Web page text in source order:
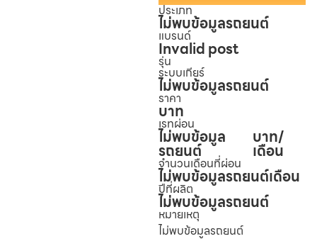
ประเภท
ไม่พบข้อมูลรถยนต์
แบรนด์
Invalid post
รุ่น
ระบบเกียร์
ไม่พบข้อมูลรถยนต์
ราคา
บาท
เรทผ่อน
ไม่พบข้อมูล
รถยนต์
บาท/
เดือน
จำนวนเดือนที่ผ่อน
ไม่พบข้อมูลรถยนต์เดือน
ปีที่ผลิต
ไม่พบข้อมูลรถยนต์
หมายเหตุ
ไม่พบข้อมูลรถยนต์